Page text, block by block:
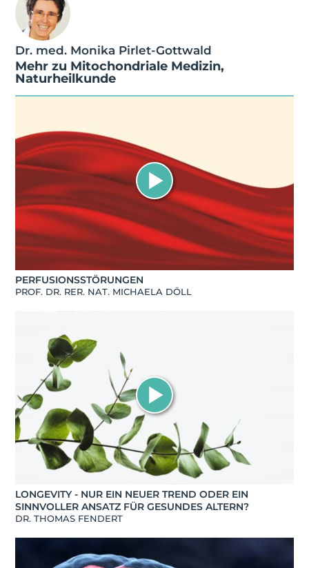
Dr. med. Monika Pirlet-Gottwald
Mehr zu Mitochondriale Medizin,
Naturheilkunde
PERFUSIONSSTÖRUNGEN
PROF. DR. RER. NAT. MICHAELA DÖLL
LONGEVITY - NUR EIN NEUER TREND ODER EIN
SINNVOLLER ANSATZ FÜR GESUNDES ALTERN?
DR. THOMAS FENDERT